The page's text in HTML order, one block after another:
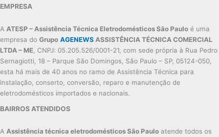
EMPRESA
A ATESP – Assistência Técnica Eletrodomésticos São Paulo é uma
empresa do Grupo AGENEWS ASSISTÊNCIA TÉCNICA COMERCIAL
LTDA – ME , CNPJ: 05.205.526/0001-21, com sede própria à Rua Pedro
Sernagiotti, 18 – Parque São Domingos, São Paulo – SP, 05124-050,
esta há mais de 40 anos no ramo de Assistência Técnica para
instalação, conserto, conversão, reparo e manutenção de
eletrodomésticos importados e nacionais.
BAIRROS ATENDIDOS
A Assistência técnica eletrodomésticos São Paulo atende todos os